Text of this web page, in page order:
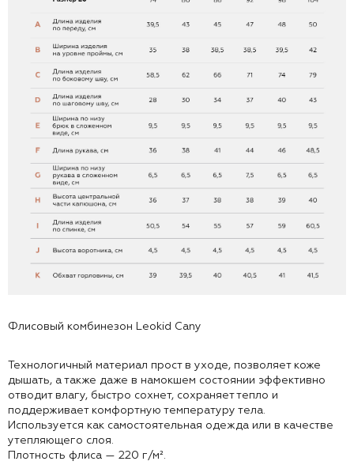
Флисовый комбинезон Leokid Cany
Технологичный материал прост в уходе, позволяет коже
дышать, а также даже в намокшем состоянии эффективно
отводит влагу, быстро сохнет, сохраняет тепло и
поддерживает комфортную температуру тела.
Используется как самостоятельная одежда или в качестве
утепляющего слоя.
Плотность флиса — 220 г/м².